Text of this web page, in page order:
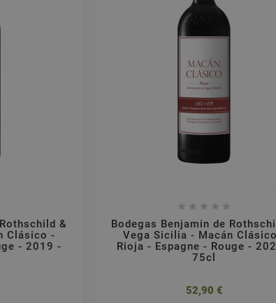
&
Clásico -
- 2019 -
    
Bodegas Benjamin de
Vega Sicilia - Macán
Rioja - Espagne - Rouge -
75cl
52,90 €